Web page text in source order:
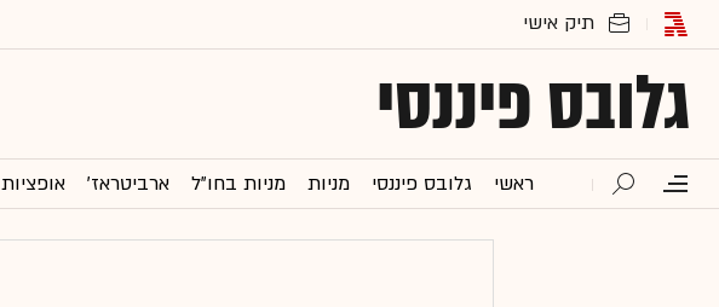
גלובס פיננסי
ראשי גלובס פיננסי מניות מניות בחו"ל ארביטראז' אופציות